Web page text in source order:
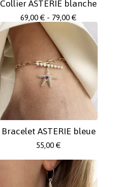
Collier ASTERIE blanche
69,00 € - 79,00 €
Bracelet ASTERIE bleue
55,00 €